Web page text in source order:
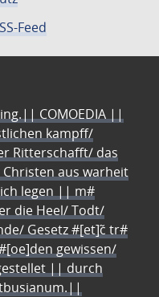
Feed
COMOEDIA ||
kampff/
Ritterschafft/ das
aus warheit
legen || m#
die Heel/ Todt/
Gesetz #[et]c̃ tr#
gewissen/
|| durch